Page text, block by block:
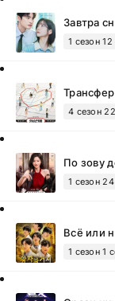
Завтра
1 сезон
4 сезон
По зову
1 сезон
Всё или
1 сезон 1